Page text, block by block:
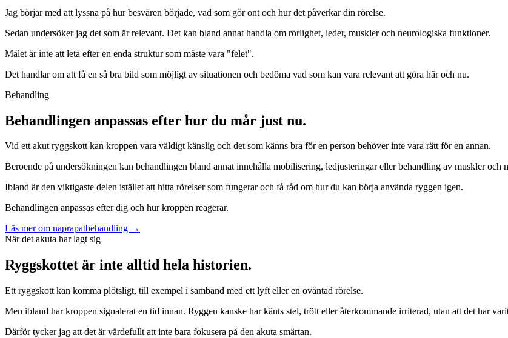
Jag börjar med att lyssna på hur besvären började, vad som gör ont och hur det påverkar din rörelse.
Sedan undersöker jag det som är relevant. Det kan bland annat handla om rörlighet, leder, muskler och neurologiska funktioner.
Målet är inte att leta efter en enda struktur som måste vara "felet".
Det handlar om att få en så bra bild som möjligt av situationen och bedöma vad som kan vara relevant att göra här och nu.
Behandling
Behandlingen anpassas efter hur du mår just nu.
Vid ett akut ryggskott kan kroppen vara väldigt känslig och det som känns bra för en person behöver inte vara rätt för en annan.
Beroende på undersökningen kan behandlingen bland annat innehålla mobilisering, ledjusteringar eller behandling av muskler och
Ibland är den viktigaste delen istället att hitta rörelser som fungerar och få råd om hur du kan börja använda ryggen igen.
Behandlingen anpassas efter dig och hur kroppen reagerar.
Läs mer om naprapatbehandling →
När det akuta har lagt sig
Ryggskottet är inte alltid hela historien.
Ett ryggskott kan komma plötsligt, till exempel i samband med ett lyft eller en oväntad rörelse.
Men ibland har kroppen signalerat en tid innan. Ryggen kanske har känts stel, trött eller återkommande irriterad, utan att det har
Därför tycker jag att det är värdefullt att inte bara fokusera på den akuta smärtan.